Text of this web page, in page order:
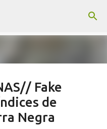
principal
Fake
de
Negra